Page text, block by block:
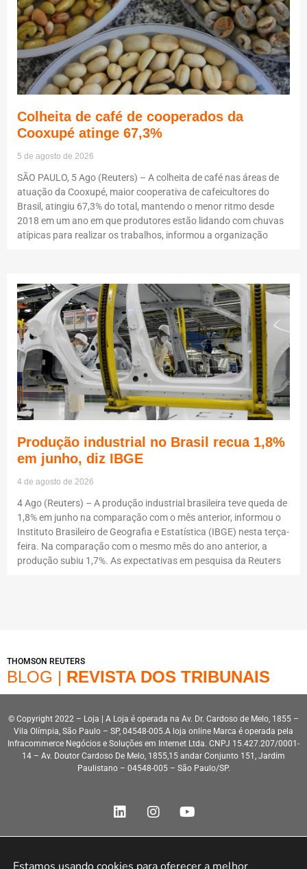
Colheita de café de cooperados da
Cooxupé atinge 67,3%
5 de agosto de 2026
SÃO PAULO, 5 Ago (Reuters) – A colheita de café nas áreas de
atuação da Cooxupé, maior cooperativa de cafeicultores do
Brasil, atingiu 67,3% do total, mantendo o menor ritmo desde
2018 em um ano em que produtores estão lidando com chuvas
atípicas para realizar os trabalhos, informou a organização
Produção industrial no Brasil recua 1,8%
em junho, diz IBGE
4 de agosto de 2026
4 Ago (Reuters) – A produção industrial brasileira teve queda de
1,8% em junho na comparação com o mês anterior, informou o
Instituto Brasileiro de Geografia e Estatística (IBGE) nesta terça-
feira. Na comparação com o mesmo mês do ano anterior, a
produção subiu 1,7%. As expectativas em pesquisa da Reuters
THOMSON REUTERS
BLOG | REVISTA DOS TRIBUNAIS
© Copyright 2022 – Loja | A Loja é operada na Av. Dr. Cardoso de Melo, 1855 –
Vila Olímpia, São Paulo – SP, 04548-005.A loja online Marca é operada pela
Infracommerce Negócios e Soluções em Internet Ltda. CNPJ 15.427.207/0001-
14 – Av. Doutor Cardoso De Melo, 1855,15 andar Conjunto 151, Jardim
Paulistano – 04548-005 – São Paulo/SP.